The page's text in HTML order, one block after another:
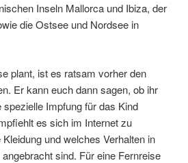
Inseln Mallorca und Ibiza, der
die Ostsee und Nordsee in
plant, ist es ratsam vorher den
Er kann euch dann sagen, ob ihr
Impfung für das Kind
es sich im Internet zu
und welches Verhalten in
sind. Für eine Fernreise